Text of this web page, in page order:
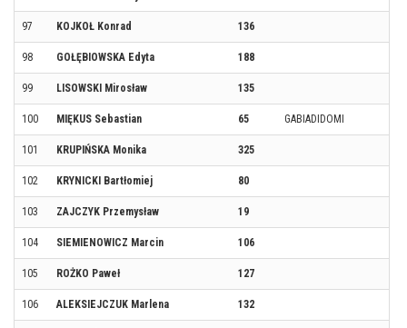
97 KOJKOŁ Konrad 136
98 GOŁĘBIOWSKA Edyta 188
99 LISOWSKI Mirosław 135
100 MIĘKUS Sebastian 65 GABIADIDOMI
101 KRUPIŃSKA Monika 325
102 KRYNICKI Bartłomiej 80
103 ZAJCZYK Przemysław 19
104 SIEMIENOWICZ Marcin 106
105 ROŻKO Paweł 127
106 ALEKSIEJCZUK Marlena 132